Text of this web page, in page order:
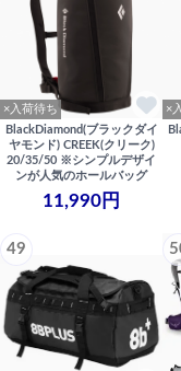
×入荷待ち
BlackDiamond(ブラックダイ
ヤモンド) CREEK(クリーク)
20/35/50 ※シンプルデザイ
ンが人気のホールバッグ
11,990円
×
49